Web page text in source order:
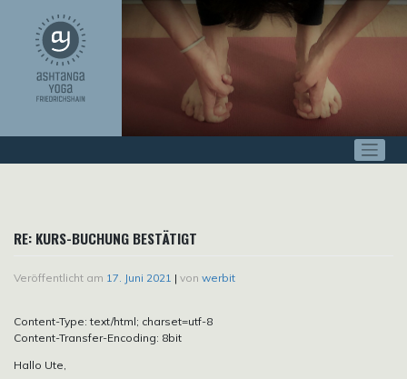
springen
RE: KURS-BUCHUNG BESTÄTIGT
Veröffentlicht am 17. Juni 2021 | von werbit
Content-Type: text/html; charset=utf-8
Content-Transfer-Encoding: 8bit
Hallo Ute,